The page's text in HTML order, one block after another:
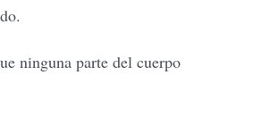
ninguna parte del cuerpo